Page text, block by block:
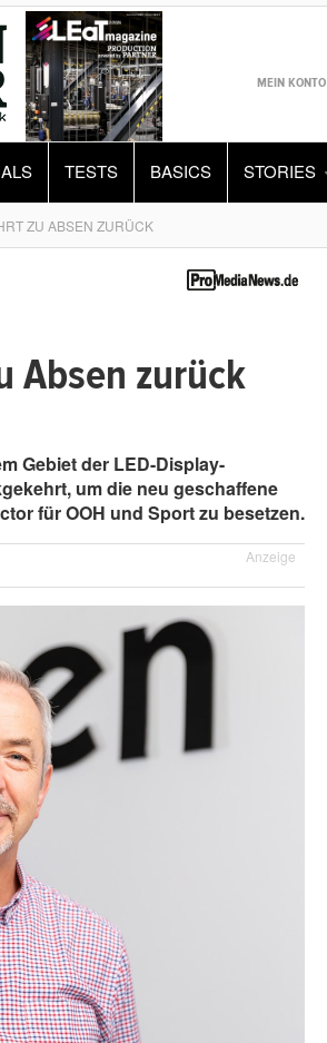
MEIN KONTO
TESTS BASICS STORIES
ZU ABSEN ZURÜCK
Absen zurück
Gebiet der LED-Display-
um die neu geschaffene
für OOH und Sport zu besetzen.
Anzeige